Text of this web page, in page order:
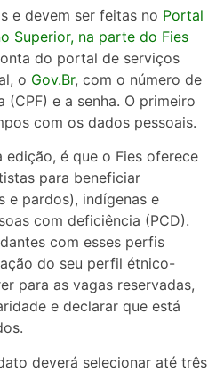
e devem ser feitas no Portal
Superior, na parte do Fies
do portal de serviços
o Gov.Br, com o número de
(CPF) e a senha. O primeiro
com os dados pessoais.
é que o Fies oferece
para beneficiar
e pardos), indígenas e
com deficiência (PCD).
com esses perfis
do seu perfil étnico-
para as vagas reservadas,
e declarar que está
deverá selecionar até três